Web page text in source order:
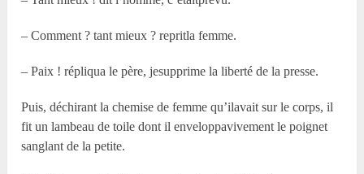
– Comment ? tant mieux ? repritla femme.
– Paix ! répliqua le père, jesupprime la liberté de la presse.
Puis, déchirant la chemise de femme qu’ilavait sur le corps, il
fit un lambeau de toile dont il enveloppavivement le poignet
sanglant de la petite.